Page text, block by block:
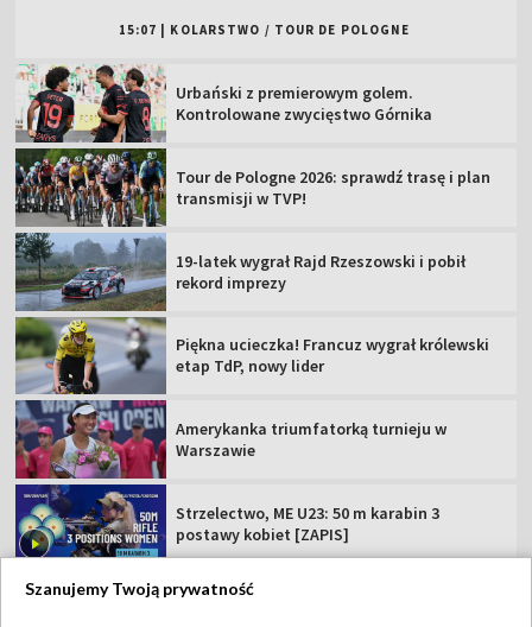
15:07 KOLARSTWO / TOUR DE POLOGNE
Urbański z premierowym golem.
Kontrolowane zwycięstwo Górnika
Tour de Pologne 2026: sprawdź trasę i plan
transmisji w TVP!
19-latek wygrał Rajd Rzeszowski i pobił
rekord imprezy
Piękna ucieczka! Francuz wygrał królewski
etap TdP, nowy lider
Amerykanka triumfatorką turnieju w
Warszawie
Strzelectwo, ME U23: 50 m karabin 3
postawy kobiet [ZAPIS]
Szanujemy Twoją prywatność